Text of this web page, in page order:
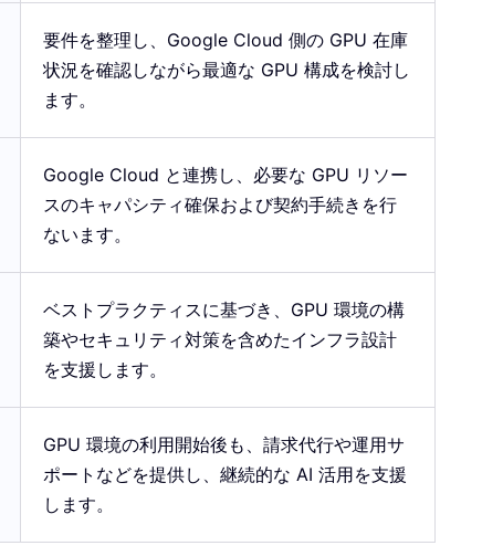
要件を整理し、Google Cloud 側の GPU 在庫
状況を確認しながら最適な GPU 構成を検討し
ます。
Google Cloud と連携し、必要な GPU リソー
スのキャパシティ確保および契約手続きを行
ないます。
ベストプラクティスに基づき、GPU 環境の構
築やセキュリティ対策を含めたインフラ設計
を支援します。
GPU 環境の利用開始後も、請求代行や運用サ
ポートなどを提供し、継続的な AI 活用を支援
します。